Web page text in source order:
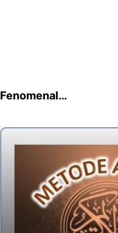
Fenomenal…